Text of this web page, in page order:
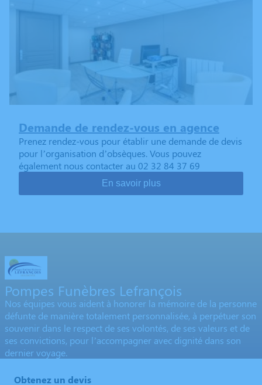
Demande de rendez-vous en agence
Prenez rendez-vous pour établir une demande de devis
pour l’organisation d’obsèques. Vous pouvez
également nous contacter au 02 32 84 37 69
En savoir plus
Pompes Funèbres Lefrançois
Nos équipes vous aident à honorer la mémoire de la personne
défunte de manière totalement personnalisée, à perpétuer son
souvenir dans le respect de ses volontés, de ses valeurs et de
ses convictions, pour l’accompagner avec dignité dans son
dernier voyage.
Obtenez un devis